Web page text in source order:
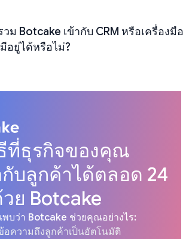
ม Botcake เข้ากับ CRM หรือเครื่องมือ
อยู่ได้หรือไม่?
ที่ธุรกิจของคุณ
บลูกค้าได้ตลอด 24
ย Botcake
พบว่า Botcake ช่วยคุณอย่างไร:
อความถึงลูกค้าเป็นอัตโนมัติ